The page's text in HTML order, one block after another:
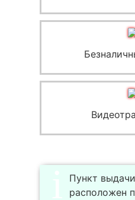
Пункт
расположен